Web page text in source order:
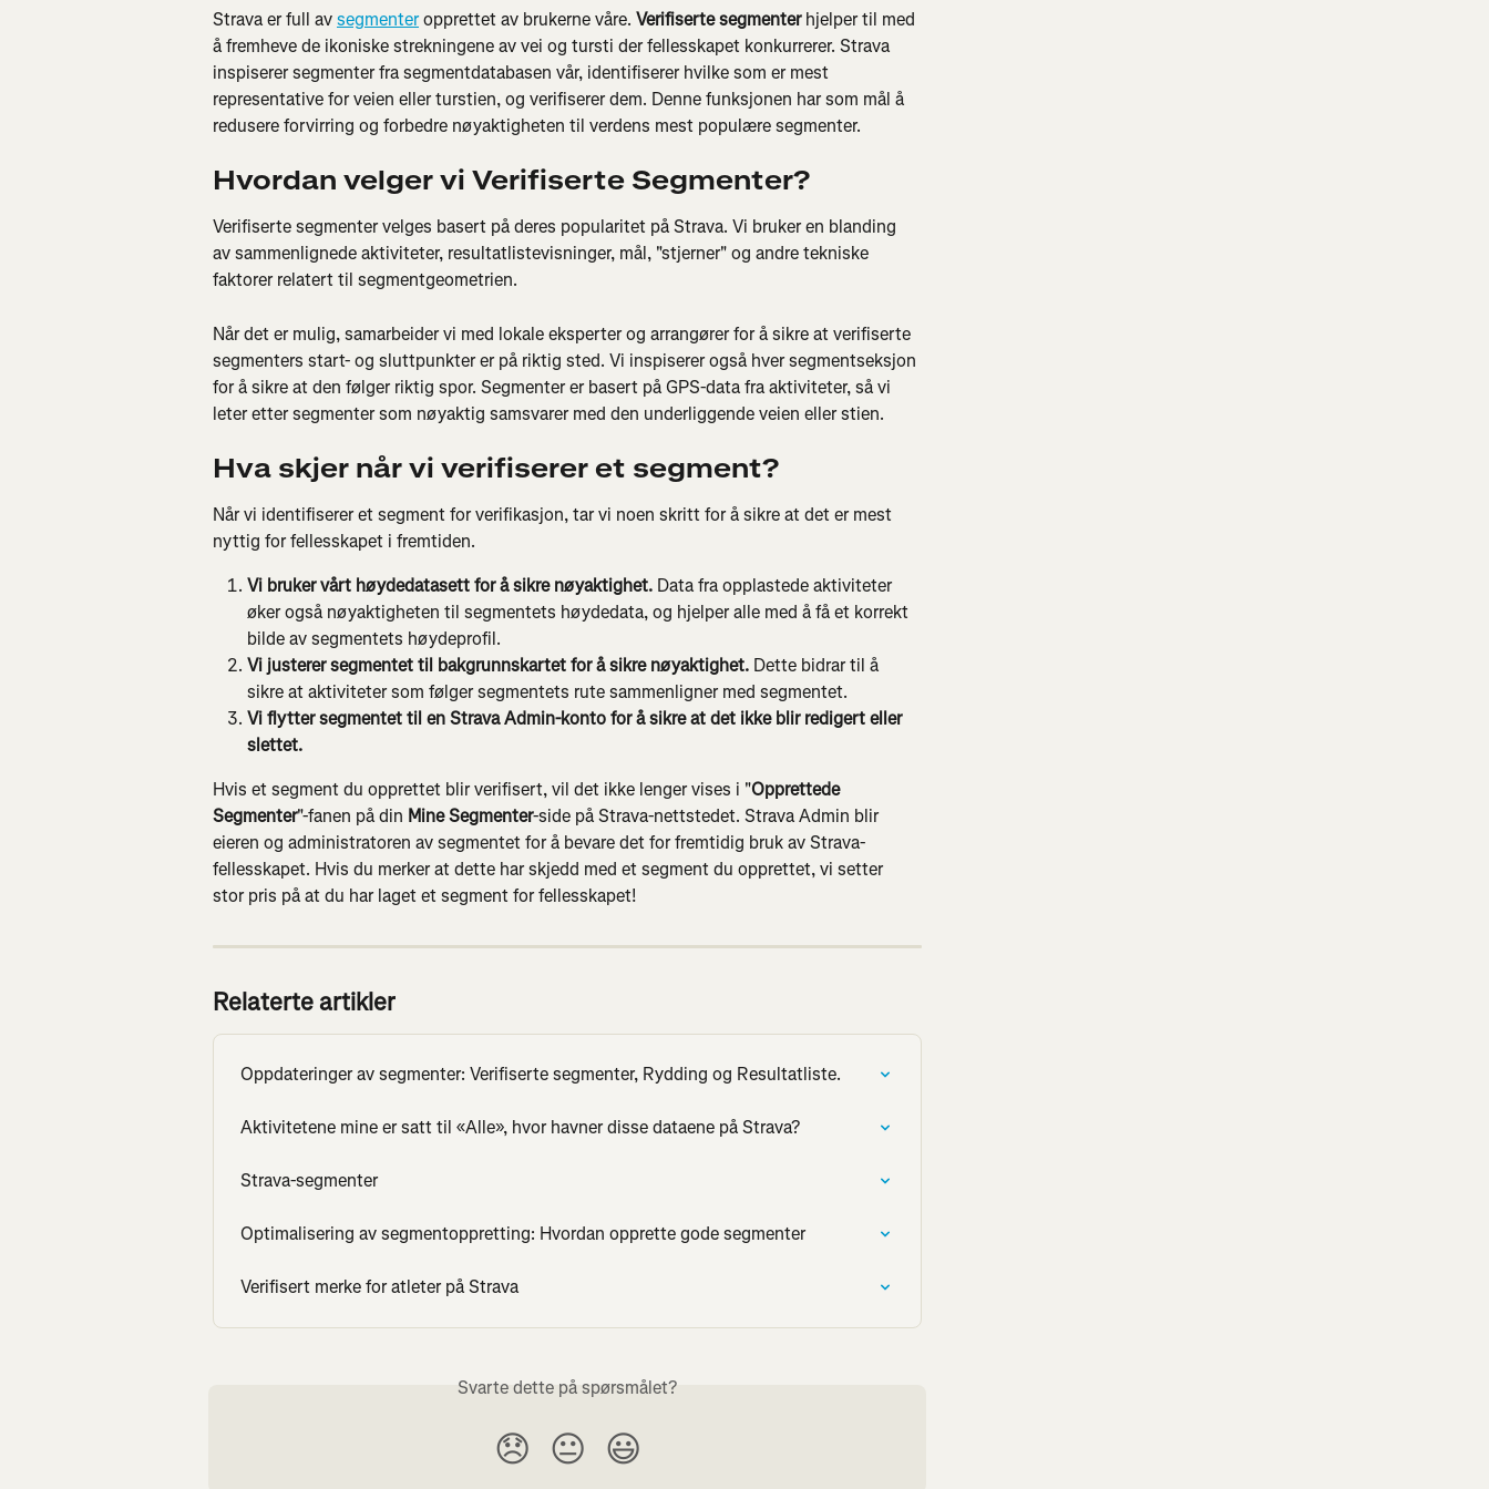
Strava er full av segmenter opprettet av brukerne våre. Verifiserte segmenter hjelper til med
å fremheve de ikoniske strekningene av vei og tursti der fellesskapet konkurrerer. Strava
inspiserer segmenter fra segmentdatabasen vår, identifiserer hvilke som er mest
representative for veien eller turstien, og verifiserer dem. Denne funksjonen har som mål å
redusere forvirring og forbedre nøyaktigheten til verdens mest populære segmenter.
Hvordan velger vi Verifiserte Segmenter?
Verifiserte segmenter velges basert på deres popularitet på Strava. Vi bruker en blanding
av sammenlignede aktiviteter, resultatlistevisninger, mål, "stjerner" og andre tekniske
faktorer relatert til segmentgeometrien.
Når det er mulig, samarbeider vi med lokale eksperter og arrangører for å sikre at verifiserte
segmenters start- og sluttpunkter er på riktig sted. Vi inspiserer også hver segmentseksjon
for å sikre at den følger riktig spor. Segmenter er basert på GPS-data fra aktiviteter, så vi
leter etter segmenter som nøyaktig samsvarer med den underliggende veien eller stien.
Hva skjer når vi verifiserer et segment?
Når vi identifiserer et segment for verifikasjon, tar vi noen skritt for å sikre at det er mest
nyttig for fellesskapet i fremtiden.
Vi bruker vårt høydedatasett for å sikre nøyaktighet. Data fra opplastede aktiviteter
øker også nøyaktigheten til segmentets høydedata, og hjelper alle med å få et korrekt
bilde av segmentets høydeprofil.
Vi justerer segmentet til bakgrunnskartet for å sikre nøyaktighet. Dette bidrar til å
sikre at aktiviteter som følger segmentets rute sammenligner med segmentet.
Vi flytter segmentet til en Strava Admin-konto for å sikre at det ikke blir redigert eller
slettet.
Hvis et segment du opprettet blir verifisert, vil det ikke lenger vises i "Opprettede
Segmenter"-fanen på din Mine Segmenter-side på Strava-nettstedet. Strava Admin blir
eieren og administratoren av segmentet for å bevare det for fremtidig bruk av Strava-
fellesskapet. Hvis du merker at dette har skjedd med et segment du opprettet, vi setter
stor pris på at du har laget et segment for fellesskapet!
Relaterte artikler
Oppdateringer av segmenter: Verifiserte segmenter, Rydding og Resultatliste.
Aktivitetene mine er satt til «Alle», hvor havner disse dataene på Strava?
Strava-segmenter
Optimalisering av segmentoppretting: Hvordan opprette gode segmenter
Verifisert merke for atleter på Strava
Svarte dette på spørsmålet?
😞 😐 😃